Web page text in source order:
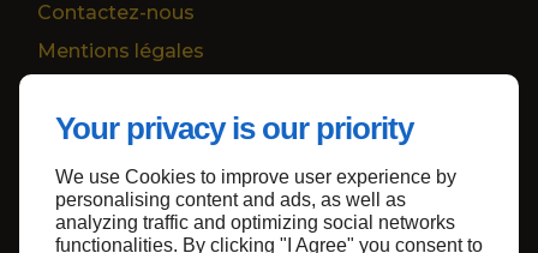
Your privacy is our priority
We use Cookies to improve user experience by
personalising content and ads, as well as
analyzing traffic and optimizing social networks
functionalities. By clicking "I Agree" you consent to
Contactez-nous
Mentions légales
Haut de page